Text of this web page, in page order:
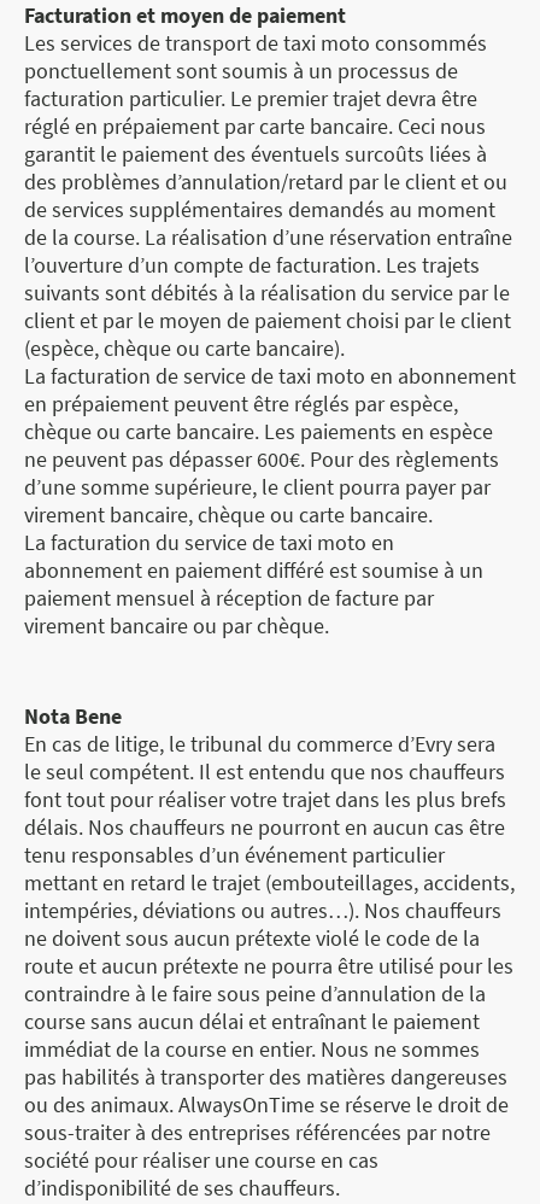
Facturation et moyen de paiement
Les services de transport de taxi moto consommés
ponctuellement sont soumis à un processus de
facturation particulier. Le premier trajet devra être
réglé en prépaiement par carte bancaire. Ceci nous
garantit le paiement des éventuels surcoûts liées à
des problèmes d’annulation/retard par le client et ou
de services supplémentaires demandés au moment
de la course. La réalisation d’une réservation entraîne
l’ouverture d’un compte de facturation. Les trajets
suivants sont débités à la réalisation du service par le
client et par le moyen de paiement choisi par le client
(espèce, chèque ou carte bancaire).
La facturation de service de taxi moto en abonnement
en prépaiement peuvent être réglés par espèce,
chèque ou carte bancaire. Les paiements en espèce
ne peuvent pas dépasser 600€. Pour des règlements
d’une somme supérieure, le client pourra payer par
virement bancaire, chèque ou carte bancaire.
La facturation du service de taxi moto en
abonnement en paiement différé est soumise à un
paiement mensuel à réception de facture par
virement bancaire ou par chèque.
Nota Bene
En cas de litige, le tribunal du commerce d’Evry sera
le seul compétent. Il est entendu que nos chauffeurs
font tout pour réaliser votre trajet dans les plus brefs
délais. Nos chauffeurs ne pourront en aucun cas être
tenu responsables d’un événement particulier
mettant en retard le trajet (embouteillages, accidents,
intempéries, déviations ou autres…). Nos chauffeurs
ne doivent sous aucun prétexte violé le code de la
route et aucun prétexte ne pourra être utilisé pour les
contraindre à le faire sous peine d’annulation de la
course sans aucun délai et entraînant le paiement
immédiat de la course en entier. Nous ne sommes
pas habilités à transporter des matières dangereuses
ou des animaux. AlwaysOnTime se réserve le droit de
sous-traiter à des entreprises référencées par notre
société pour réaliser une course en cas
d’indisponibilité de ses chauffeurs.